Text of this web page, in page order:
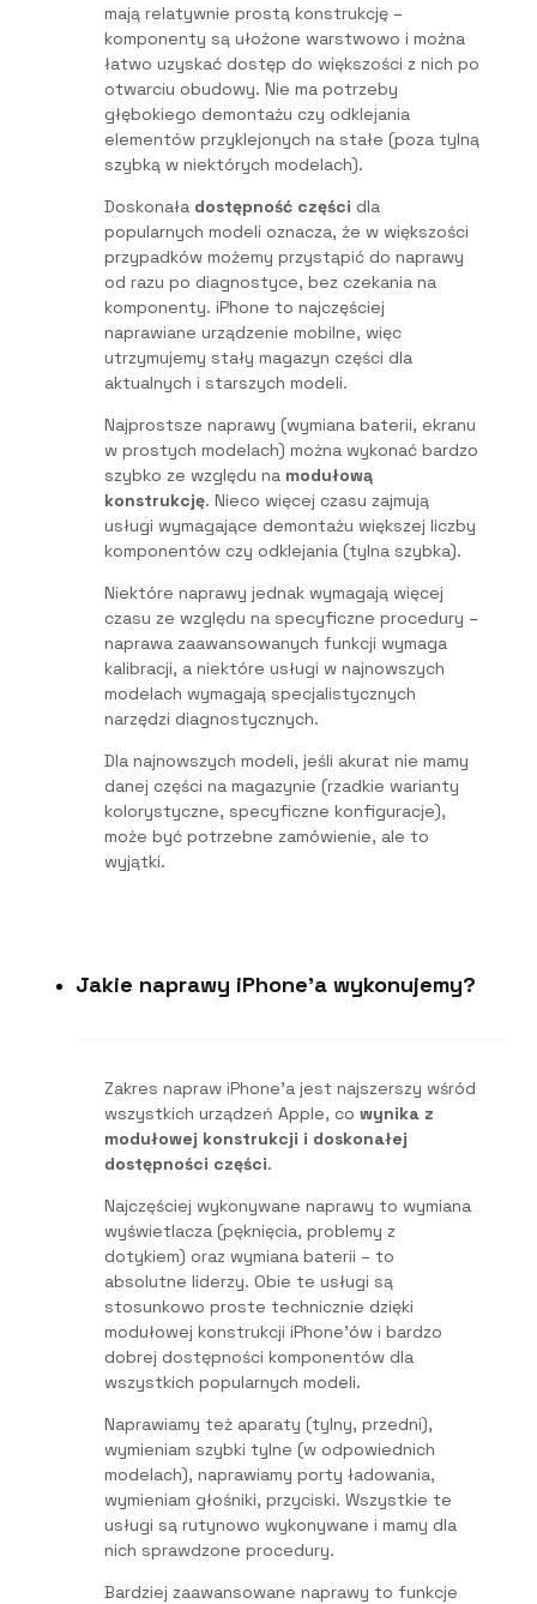
mają relatywnie prostą konstrukcję –
komponenty są ułożone warstwowo i można
łatwo uzyskać dostęp do większości z nich po
otwarciu obudowy. Nie ma potrzeby
głębokiego demontażu czy odklejania
elementów przyklejonych na stałe (poza tylną
szybką w niektórych modelach).
Doskonała dostępność części dla
popularnych modeli oznacza, że w większości
przypadków możemy przystąpić do naprawy
od razu po diagnostyce, bez czekania na
komponenty. iPhone to najczęściej
naprawiane urządzenie mobilne, więc
utrzymujemy stały magazyn części dla
aktualnych i starszych modeli.
Najprostsze naprawy (wymiana baterii, ekranu
w prostych modelach) można wykonać bardzo
szybko ze względu na modułową
konstrukcję. Nieco więcej czasu zajmują
usługi wymagające demontażu większej liczby
komponentów czy odklejania (tylna szybka).
Niektóre naprawy jednak wymagają więcej
czasu ze względu na specyficzne procedury –
naprawa zaawansowanych funkcji wymaga
kalibracji, a niektóre usługi w najnowszych
modelach wymagają specjalistycznych
narzędzi diagnostycznych.
Dla najnowszych modeli, jeśli akurat nie mamy
danej części na magazynie (rzadkie warianty
kolorystyczne, specyficzne konfiguracje),
może być potrzebne zamówienie, ale to
wyjątki.
Jakie naprawy iPhone'a wykonujemy?
Zakres napraw iPhone’a jest najszerszy wśród
wszystkich urządzeń Apple, co wynika z
modułowej konstrukcji i doskonałej
dostępności części.
Najczęściej wykonywane naprawy to wymiana
wyświetlacza (pęknięcia, problemy z
dotykiem) oraz wymiana baterii – to
absolutne liderzy. Obie te usługi są
stosunkowo proste technicznie dzięki
modułowej konstrukcji iPhone’ów i bardzo
dobrej dostępności komponentów dla
wszystkich popularnych modeli.
Naprawiamy też aparaty (tylny, przedni),
wymieniam szybki tylne (w odpowiednich
modelach), naprawiamy porty ładowania,
wymieniam głośniki, przyciski. Wszystkie te
usługi są rutynowo wykonywane i mamy dla
nich sprawdzone procedury.
Bardziej zaawansowane naprawy to funkcje